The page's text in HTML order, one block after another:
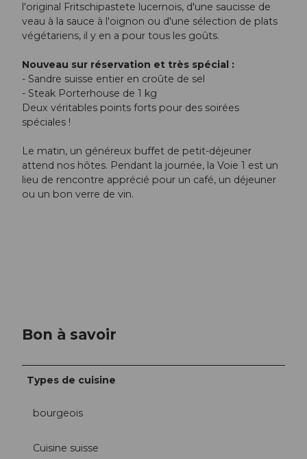
l'original Fritschipastete lucernois, d'une saucisse de
veau à la sauce à l'oignon ou d'une sélection de plats
végétariens, il y en a pour tous les goûts.
Nouveau sur réservation et très spécial :
- Sandre suisse entier en croûte de sel
- Steak Porterhouse de 1 kg
Deux véritables points forts pour des soirées
spéciales !
Le matin, un généreux buffet de petit-déjeuner
attend nos hôtes. Pendant la journée, la Voie 1 est un
lieu de rencontre apprécié pour un café, un déjeuner
ou un bon verre de vin.
Bon à savoir
Types de cuisine
bourgeois
Cuisine suisse